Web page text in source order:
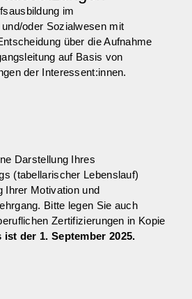
im
oder Sozialwesen mit
über die Aufnahme
auf Basis von
der Interessent:innen.
Darstellung Ihres
(tabellarischer Lebenslauf)
Ihrer Motivation und
Bitte legen Sie auch
Zertifizierungen in Kopie
der 1. September 2025.